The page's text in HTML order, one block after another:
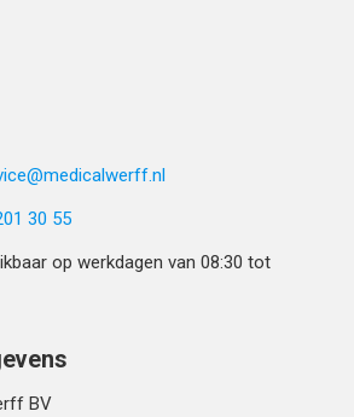
30 55
op werkdagen van 08:30 tot
BV